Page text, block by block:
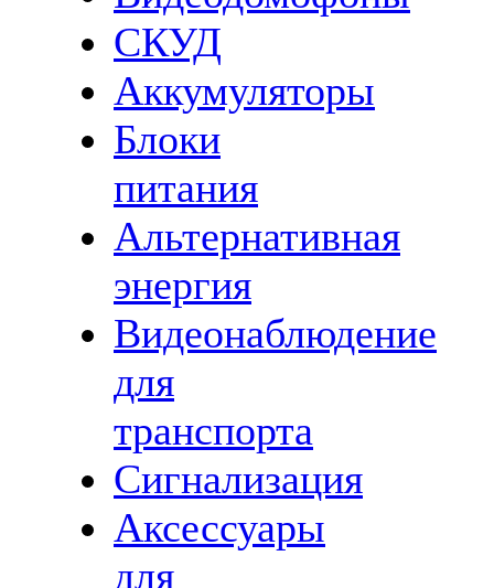
СКУД
Аккумуляторы
Блоки
питания
Альтернативная
энергия
Видеонаблюдение
для
транспорта
Сигнализация
Аксессуары
для